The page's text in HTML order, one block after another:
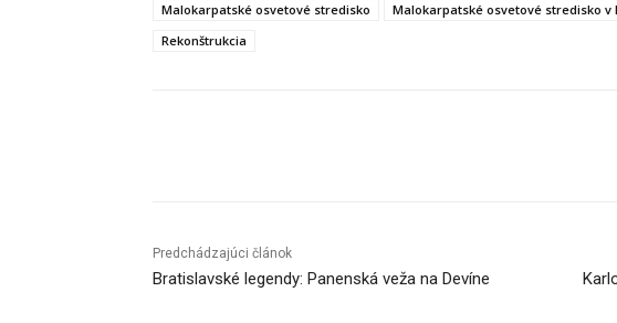
Malokarpatské osvetové stredisko
Malokarpatské osvetové stredisko v
Rekonštrukcia
Predchádzajúci článok
Bratislavské legendy: Panenská veža na Devíne